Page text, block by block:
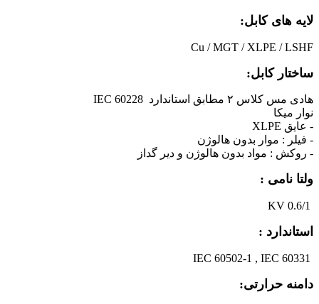
لایه های کابل:
Cu / MGT / XLPE / LSHF
ساختار کابل:
هادی مس کلاس ۲ مطابق استاندارد IEC 60228
نوار میکا
- عایق XLPE
- فیلر : موار بدون هالوژن
- روکش : مواد بدون هالوژن و دیر گداز
ولتا نامی :
استاندارد :
دامنه حرارتی: